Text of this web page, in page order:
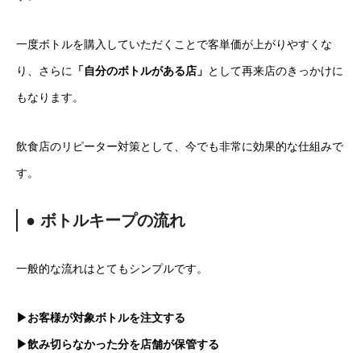
一度ボトルを購入していただくことで客単価が上がりやすくな
り、さらに 「自分のボトルがある店」 として再来店のきっかけに
もなります。
飲食店のリピーター対策として、今でも非常に効果的な仕組みで
す。
● ボトルキープの流れ
一般的な流れはとてもシンプルです。
▶お客様が対象ボトルを注文する
▶飲み切らなかった分を店舗が保管する